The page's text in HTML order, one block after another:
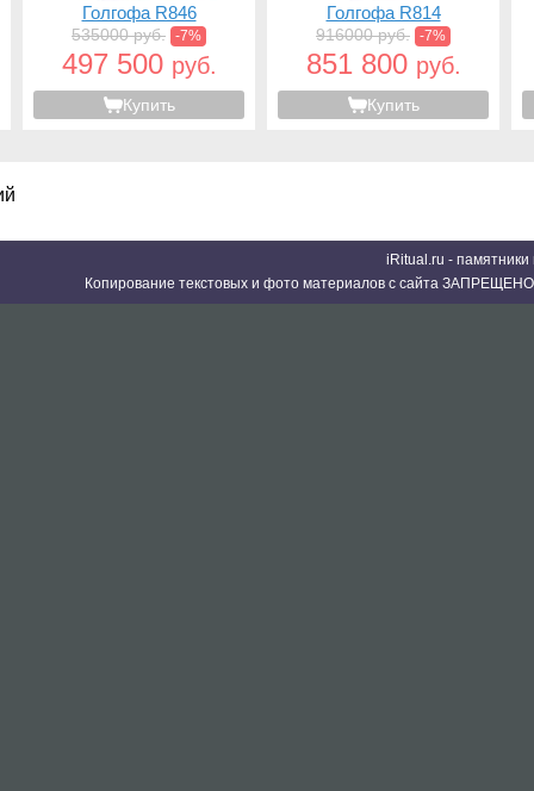
Голгофа R846
535000 руб. -7%
497 500 руб.
Купить
Голгофа R814
916000 руб. -7%
851 800 руб.
Купить
iRitual.ru -
Копирование текстовых и фото материалов с сайта